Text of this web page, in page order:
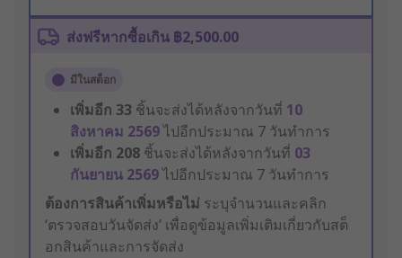
ส่งฟรีหากซื้อเกิน ฿2,500.00
มีในสต็อก
เพิ่มอีก 33 ชิ้นจะส่งได้หลังจากวันที่ 10
สิงหาคม 2569ไปอีกประมาณ 7 วันทำการ
เพิ่มอีก 208 ชิ้นจะส่งได้หลังจากวันที่ 03
กันยายน 2569ไปอีกประมาณ 7 วันทำการ
ต้องการสินค้าเพิ่มหรือไม่ ระบุจำนวนและคลิก
‘ตรวจสอบวันจัดส่ง’ เพื่อดูข้อมูลเพิ่มเติมเกี่ยวกับสต็
อกสินค้าและการจัดส่ง